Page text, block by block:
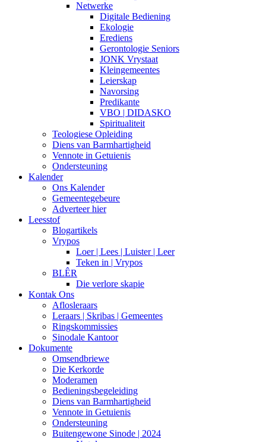
Netwerke
Digitale Bediening
Ekologie
Erediens
Gerontologie Seniors
JONK Vrystaat
Kleingemeentes
Leierskap
Navorsing
Predikante
VBO | DIDASKO
Spiritualiteit
Teologiese Opleiding
Diens van Barmhartigheid
Vennote in Getuienis
Ondersteuning
Kalender
Ons Kalender
Gemeentegebeure
Adverteer hier
Leesstof
Blogartikels
Vrypos
Loer | Lees | Luister | Leer
Teken in | Vrypos
BLÊR
Die verlore skapie
Kontak Ons
Aflosleraars
Leraars | Skribas | Gemeentes
Ringskommissies
Sinodale Kantoor
Dokumente
Omsendbriewe
Die Kerkorde
Moderamen
Bedieningsbegeleiding
Diens van Barmhartigheid
Vennote in Getuienis
Ondersteuning
Buitengewone Sinode | 2024